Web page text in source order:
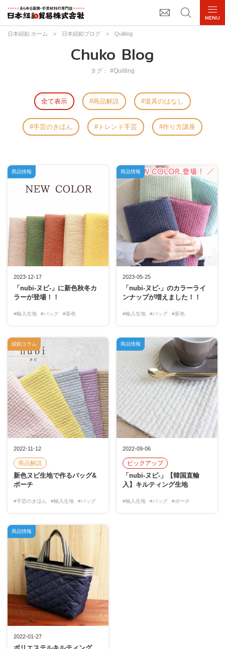
日本紐釦 ホーム > 日本紐釦ブログ > Quilting
Chuko Blog
タグ： #Quilting
全て表示 商品解説 道具のはなし
手芸のきほん トレンド手芸 作り方講座
2023-12-17
「nubi-ヌビ-」に新色秋冬カ
ラーが登場！！
#輸入生地 #バッグ #新色
商品情報
2023-05-25
「nubi-ヌビ-」のカラーライ
ンナップが増えました！！
#輸入生地 #バッグ #新色
商品情報
2022-11-12
商品解説
新色ヌビ生地で作るバッグ&
ポーチ
#手芸のきほん #輸入生地 #バッグ
紐釦コラム
2022-09-06
ピックアップ
「nubi-ヌビ-」【韓国直輸
入】キルティング生地
#輸入生地 #バッグ #ポーチ
商品情報
2022-01-27
商品情報